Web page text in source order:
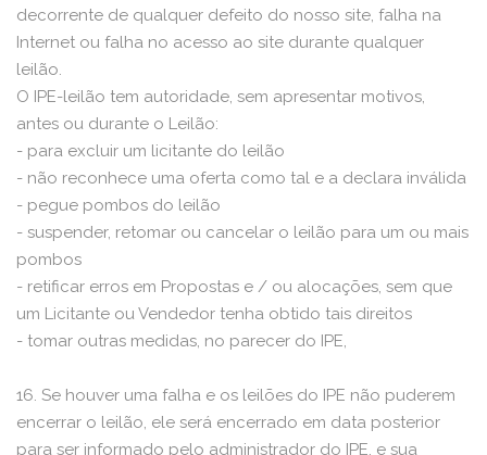
decorrente de qualquer defeito do nosso site, falha na
Internet ou falha no acesso ao site durante qualquer
leilão.
O IPE-leilão tem autoridade, sem apresentar motivos,
antes ou durante o Leilão:
- para excluir um licitante do leilão
- não reconhece uma oferta como tal e a declara inválida
- pegue pombos do leilão
- suspender, retomar ou cancelar o leilão para um ou mais
pombos
- retificar erros em Propostas e / ou alocações, sem que
um Licitante ou Vendedor tenha obtido tais direitos
- tomar outras medidas, no parecer do IPE,
16. Se houver uma falha e os leilões do IPE não puderem
encerrar o leilão, ele será encerrado em data posterior
para ser informado pelo administrador do IPE, e sua